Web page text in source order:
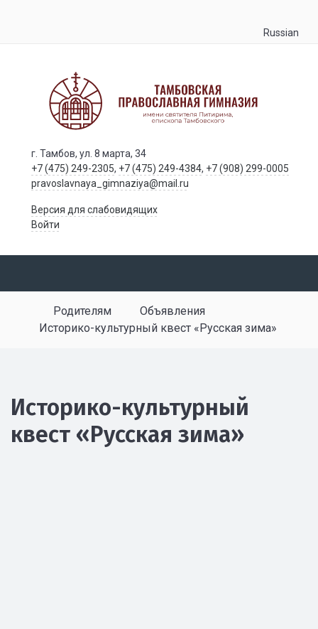
Russian
г. Тамбов, ул. 8 марта, 34
+7 (475) 249-2305, +7 (475) 249-4384, +7 (908) 299-0005
pravoslavnaya_gimnaziya@mail.ru
Версия для слабовидящих
Войти
Родителям
Объявления
Историко-культурный квест «Русская зима»
Историко-культурный
квест «Русская зима»